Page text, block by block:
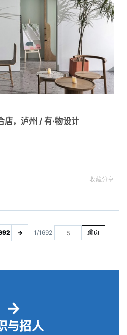
店，泸州 / 有·物设计
收藏分享
→ 1/1692 跳页
→
与招人